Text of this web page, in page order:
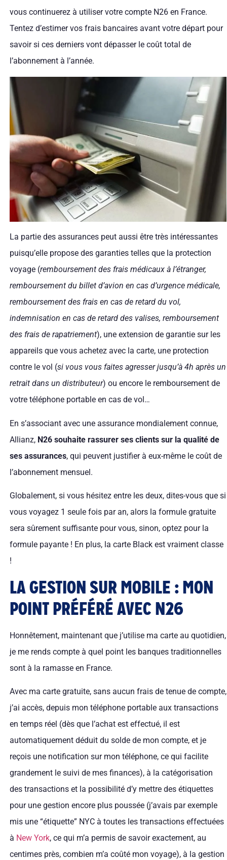
vous continuerez à utiliser votre compte N26 en France.
Tentez d’estimer vos frais bancaires avant votre départ pour
savoir si ces derniers vont dépasser le coût total de
l’abonnement à l’année.
La partie des assurances peut aussi être très intéressantes
puisqu’elle propose des garanties telles que la protection
voyage (remboursement des frais médicaux à l’étranger,
remboursement du billet d’avion en cas d’urgence médicale,
remboursement des frais en cas de retard du vol,
indemnisation en cas de retard des valises, remboursement
des frais de rapatriement), une extension de garantie sur les
appareils que vous achetez avec la carte, une protection
contre le vol (si vous vous faites agresser jusqu’à 4h après un
retrait dans un distributeur) ou encore le remboursement de
votre téléphone portable en cas de vol…
En s’associant avec une assurance mondialement connue,
Allianz, N26 souhaite rassurer ses clients sur la qualité de
ses assurances, qui peuvent justifier à eux-même le coût de
l’abonnement mensuel.
Globalement, si vous hésitez entre les deux, dites-vous que si
vous voyagez 1 seule fois par an, alors la formule gratuite
sera sûrement suffisante pour vous, sinon, optez pour la
formule payante ! En plus, la carte Black est vraiment classe
!
LA GESTION SUR MOBILE : MON
POINT PRÉFÉRÉ AVEC N26
Honnêtement, maintenant que j’utilise ma carte au quotidien,
je me rends compte à quel point les banques traditionnelles
sont à la ramasse en France.
Avec ma carte gratuite, sans aucun frais de tenue de compte,
j’ai accès, depuis mon téléphone portable aux transactions
en temps réel (dès que l’achat est effectué, il est
automatiquement déduit du solde de mon compte, et je
reçois une notification sur mon téléphone, ce qui facilite
grandement le suivi de mes finances), à la catégorisation
des transactions et la possibilité d’y mettre des étiquettes
pour une gestion encore plus poussée (j’avais par exemple
mis une “étiquette” NYC à toutes les transactions effectuées
à New York, ce qui m’a permis de savoir exactement, au
centimes près, combien m’a coûté mon voyage), à la gestion